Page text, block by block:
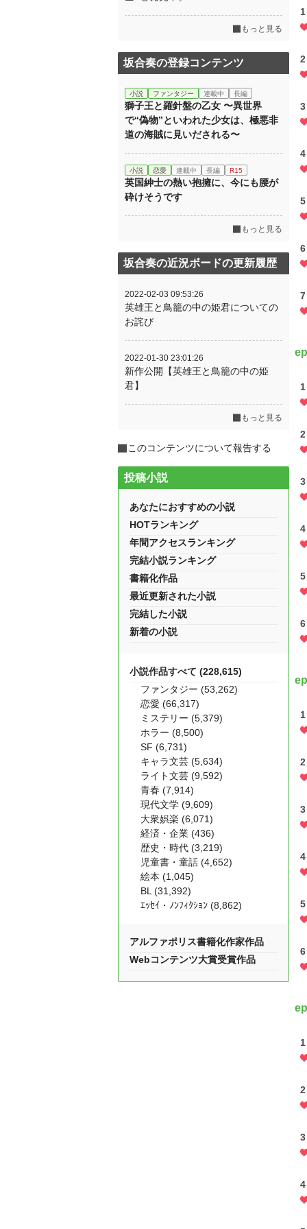
1
2
3
4
5
6
7
1
2
3
4
5
6
1
2
3
4
5
6
1
2
3
4
もっと見る
坂合奏の登録コンテンツ
小説 ファンタジー 連載中 長編
獅子王と羅針盤の乙女 〜異世界
で“偽物”といわれた少女は、極悪非
道の海賊に見いだされる〜
小説 恋愛 連載中 長編 R15
英国紳士の熱い抱擁に、今にも腰が
砕けそうです
もっと見る
坂合奏の近況ボードの更新履歴
2022-02-03 09:53:26
英雄王と鳥籠の中の姫君についての
お詫び
2022-01-30 23:01:26
新作公開【英雄王と鳥籠の中の姫
君】
もっと見る
このコンテンツについて報告する
投稿小説
あなたにおすすめの小説
HOTランキング
年間アクセスランキング
完結小説ランキング
書籍化作品
最近更新された小説
完結した小説
新着の小説
小説作品すべて (228,615)
ファンタジー (53,262)
恋愛 (66,317)
ミステリー (5,379)
ホラー (8,500)
SF (6,731)
キャラ文芸 (5,634)
ライト文芸 (9,592)
青春 (7,914)
現代文学 (9,609)
大衆娯楽 (6,071)
経済・企業 (436)
歴史・時代 (3,219)
児童書・童話 (4,652)
絵本 (1,045)
BL (31,392)
ｴｯｾｲ・ﾉﾝﾌｨｸｼｮﾝ (8,862)
アルファポリス書籍化作家作品
Webコンテンツ大賞受賞作品